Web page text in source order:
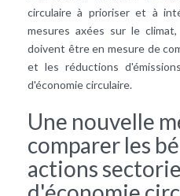
circulaire à prioriser et à
mesures axées sur le
doivent être en mesure de
et les réductions
d'économie circulaire.
Une nouvelle
comparer les
actions